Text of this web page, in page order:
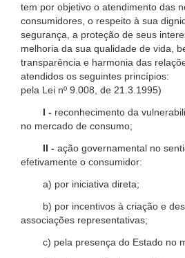
tem por objetivo o atendimento das
consumidores, o respeito à sua
segurança, a proteção de seus
melhoria da sua qualidade de vida,
transparência e harmonia das
atendidos os seguintes
pela Lei nº 9.008, de 21.3.1995)
I - reconhecimento da
no mercado de consumo;
II - ação governamental no
efetivamente o consumidor:
a) por iniciativa direta;
b) por incentivos à criação e
associações representativas;
c) pela presença do Estado no